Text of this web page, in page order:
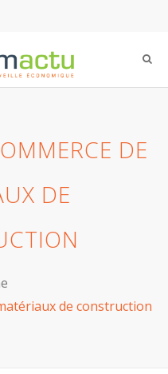
DE
DE
de construction